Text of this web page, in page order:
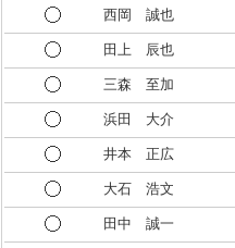
西岡 誠也
田上 辰也
三森 至加
浜田 大介
井本 正広
大石 浩文
田中 誠一